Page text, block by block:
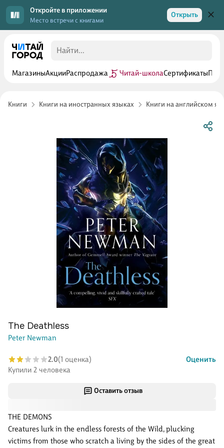
Откройте в приложении
Место встречи с книгами
Открыть
МагазиныАкцииРаспродажа Читай-школаСертификаты
Книги Книги на иностранных языках Книги на английском
Оставить отзыв
THE DEMONS
Creatures lurk in the endless forests of the Wild, plucking
victims from those who scratch a living by the sides of the great
The Deathless
Peter Newman
2.0(1 оценка)
Оценить
Купили 2 человека